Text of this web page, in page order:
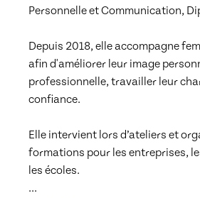
Personnelle et Communication,
Depuis 2018, elle accompagne
afin d'améliorer leur image
professionnelle, travailler leur
confiance.
Elle intervient lors d’ateliers et
formations pour les entreprises,
...